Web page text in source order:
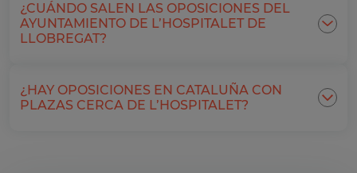
¿CUÁNDO SALEN LAS OPOSICIONES DEL
AYUNTAMIENTO DE L’HOSPITALET DE
LLOBREGAT?
¿HAY OPOSICIONES EN CATALUÑA CON
PLAZAS CERCA DE L’HOSPITALET?